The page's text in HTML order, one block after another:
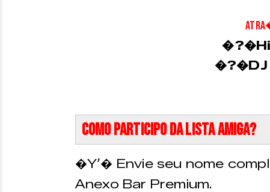
�?�DJ
Como participo da Lista Amiga?
�Y’� Envie seu nome
Anexo Bar Premium.